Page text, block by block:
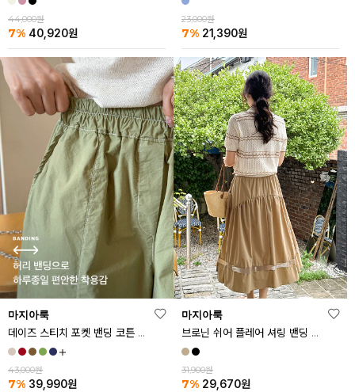
44,000원
7% 40,920원
23,000원
7% 21,390원
마지아룩
데이즈 스티치 포켓 밴딩 코튼 반바지
43,000원
7% 39,990원
마지아룩
브로닌 쉬어 플레어 셔링 밴딩 스커트
31,900원
7% 29,670원